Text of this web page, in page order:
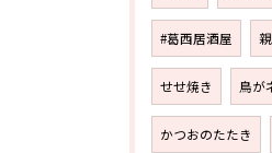
#葛西居酒屋
せせ焼き 鳥が
かつおのたたき